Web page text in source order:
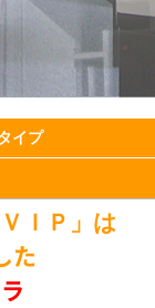
イプ
ＩＰ」は
た